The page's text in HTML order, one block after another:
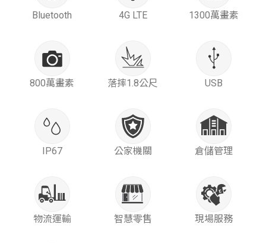
Bluetooth 4G LTE 1300萬畫素
800萬畫素 落摔1.8公尺 USB
IP67 公家機關 倉儲管理
物流運輸 智慧零售 現場服務